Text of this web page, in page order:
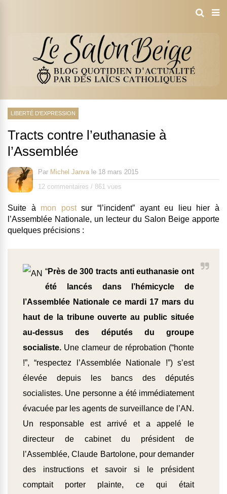
LIBERTÉ D'EXPRESSION
Tracts contre l’euthanasie à
l’Assemblée
Par Michel Janva le 18 mars 2015
12 commentaires / 861 vues
Suite à mon postsur “l’incident” ayant eu lieu hier à
l’Assemblée Nationale, un lecteur du Salon Beige apporte
quelques précisions :
“Près de 300 tracts anti euthanasie ont
été lancés dans l’hémicycle de
l’Assemblée Nationale ce mardi 17 mars du
haut de la tribune ouverte au public située
au-dessus des députés du groupe
socialiste. Une clameur de réprobation (“honte
!”, “respectez l’Assemblée Nationale !”) s’est
élevée depuis les bancs des députés
socialistes. Une personne a été immédiatement
évacuée par les agents de surveillance de l’AN.
Un responsable est arrivé et a appelé le
directeur de cabinet du président de
l’Assemblée, Claude Bartolone, pour demander
des instructions et savoir si le président
comptait porter plainte, ce qui était